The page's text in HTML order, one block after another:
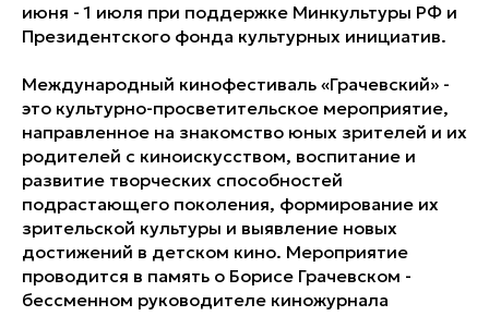
июня - 1 июля при поддержке Минкультуры РФ и
Президентского фонда культурных инициатив.
Международный кинофестиваль «Грачевский» -
это культурно-просветительское мероприятие,
направленное на знакомство юных зрителей и их
родителей с киноискусством, воспитание и
развитие творческих способностей
подрастающего поколения, формирование их
зрительской культуры и выявление новых
достижений в детском кино. Мероприятие
проводится в память о Борисе Грачевском -
бессменном руководителе киножурнала